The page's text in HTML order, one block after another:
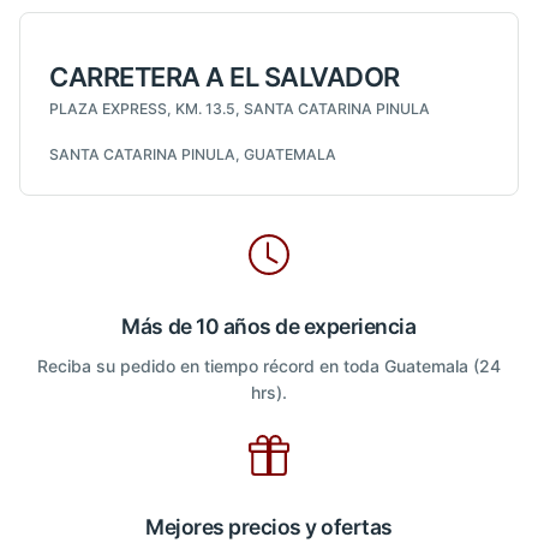
CARRETERA A EL SALVADOR
PLAZA EXPRESS, KM. 13.5, SANTA CATARINA PINULA
SANTA CATARINA PINULA, GUATEMALA
Más de 10 años de experiencia
Reciba su pedido en tiempo récord en toda Guatemala (24
hrs).
Mejores precios y ofertas